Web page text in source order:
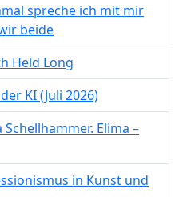
spreche ich mit mir
beide
Held Long
KI (Juli 2026)
Elima –
in Kunst und